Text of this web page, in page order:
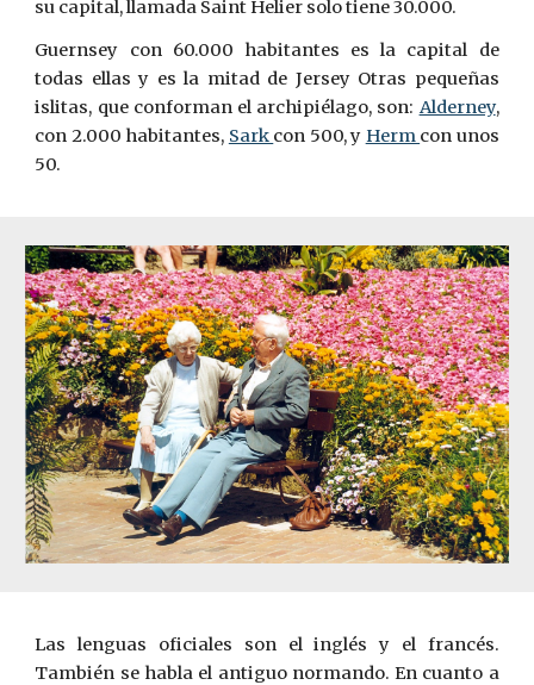
su capital, llamada Saint Helier solo tiene 30.000.
Guernsey con 60.000 habitantes es la capital de
todas ellas y es la mitad de Jersey Otras pequeñas
islitas, que conforman el archipiélago, son: Alderney,
con 2.000 habitantes, Sark con 500, y Herm con unos
50.
Las lenguas oficiales son el inglés y el francés.
También se habla el antiguo normando. En cuanto a